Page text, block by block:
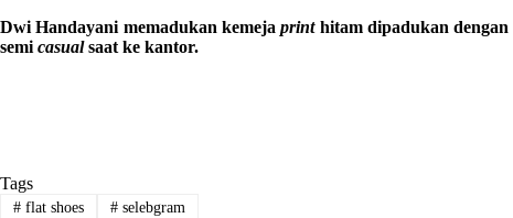
Dwi Handayani memadukan kemejaprint hitam dipadukan dengan
semi casualsaat ke kantor.
Tags
#flat shoes #selebgram